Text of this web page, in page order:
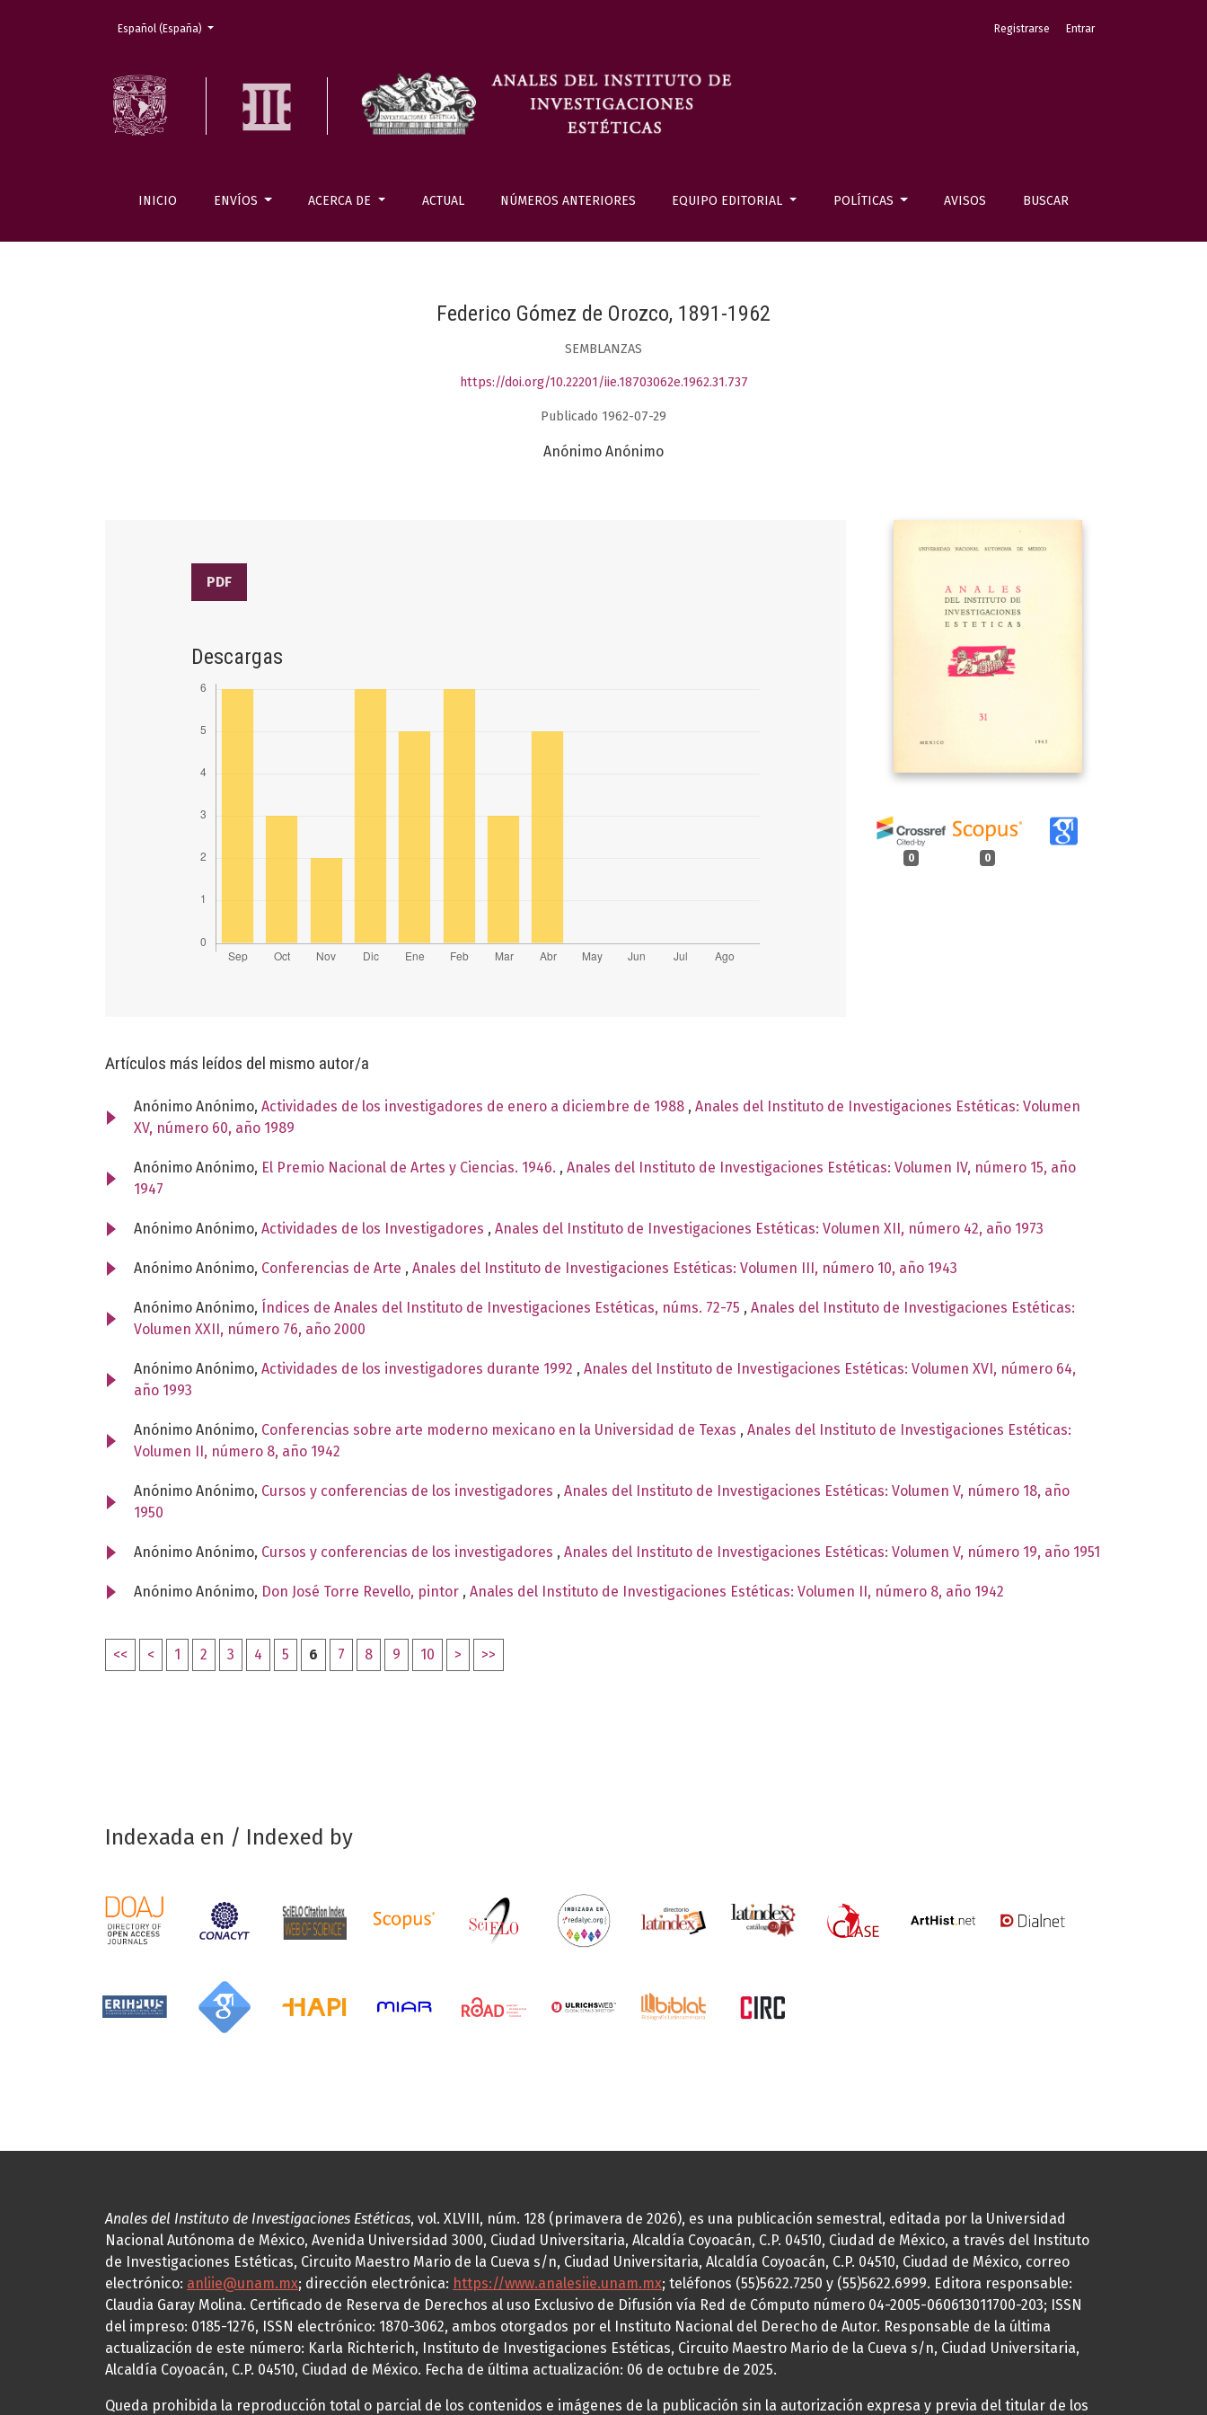
INICIO ENVÍOS ACERCA DE ACTUAL NÚMEROS ANTERIORES EQUIPO EDITORIAL POLÍTICAS AVISOS BUSCAR
Registrarse Entrar
Cambiar el idioma. El actual es:
Español (España)
Federico Gómez de Orozco, 1891-1962
SEMBLANZAS
https://doi.org/10.22201/iie.18703062e.1962.31.737
Publicado 1962-07-29
Anónimo Anónimo
0 0
PDF
Descargas
Artículos más leídos del mismo autor/a
Anónimo Anónimo, Actividades de los investigadores de enero a diciembre de 1988 , Anales del Instituto de Investigaciones Estéticas: Volumen
XV, número 60, año 1989
Anónimo Anónimo, El Premio Nacional de Artes y Ciencias. 1946. , Anales del Instituto de Investigaciones Estéticas: Volumen IV, número 15, año
1947
Anónimo Anónimo, Actividades de los Investigadores , Anales del Instituto de Investigaciones Estéticas: Volumen XII, número 42, año 1973
Anónimo Anónimo, Conferencias de Arte , Anales del Instituto de Investigaciones Estéticas: Volumen III, número 10, año 1943
Anónimo Anónimo, Índices de Anales del Instituto de Investigaciones Estéticas, núms. 72-75 , Anales del Instituto de Investigaciones Estéticas:
Volumen XXII, número 76, año 2000
Anónimo Anónimo, Actividades de los investigadores durante 1992 , Anales del Instituto de Investigaciones Estéticas: Volumen XVI, número 64,
año 1993
Anónimo Anónimo, Conferencias sobre arte moderno mexicano en la Universidad de Texas , Anales del Instituto de Investigaciones Estéticas:
Volumen II, número 8, año 1942
Anónimo Anónimo, Cursos y conferencias de los investigadores , Anales del Instituto de Investigaciones Estéticas: Volumen V, número 18, año
1950
Anónimo Anónimo, Cursos y conferencias de los investigadores , Anales del Instituto de Investigaciones Estéticas: Volumen V, número 19, año 1951
Anónimo Anónimo, Don José Torre Revello, pintor , Anales del Instituto de Investigaciones Estéticas: Volumen II, número 8, año 1942
<< < 1 2 3 4 5 6 7 8 9 10 > >>
Indexada en / Indexed by
Anales del Instituto de Investigaciones Estéticas, vol. XLVIII, núm. 128 (primavera de 2026), es una publicación semestral, editada por la Universidad
Nacional Autónoma de México, Avenida Universidad 3000, Ciudad Universitaria, Alcaldía Coyoacán, C.P. 04510, Ciudad de México, a través del Instituto
de Investigaciones Estéticas, Circuito Maestro Mario de la Cueva s/n, Ciudad Universitaria, Alcaldía Coyoacán, C.P. 04510, Ciudad de México, correo
electrónico: anliie@unam.mx; dirección electrónica: https://www.analesiie.unam.mx; teléfonos (55)5622.7250 y (55)5622.6999. Editora responsable:
Claudia Garay Molina. Certificado de Reserva de Derechos al uso Exclusivo de Difusión vía Red de Cómputo número 04-2005-060613011700-203; ISSN
del impreso: 0185-1276, ISSN electrónico: 1870-3062, ambos otorgados por el Instituto Nacional del Derecho de Autor. Responsable de la última
actualización de este número: Karla Richterich, Instituto de Investigaciones Estéticas, Circuito Maestro Mario de la Cueva s/n, Ciudad Universitaria,
Alcaldía Coyoacán, C.P. 04510, Ciudad de México. Fecha de última actualización: 06 de octubre de 2025.
Queda prohibida la reproducción total o parcial de los contenidos e imágenes de la publicación sin la autorización expresa y previa del titular de los